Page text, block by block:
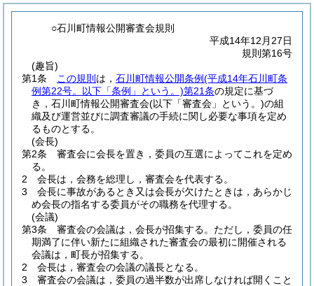
○石川町情報公開審査会規則
平成14年12月27日
規則第16号
(趣旨)
第1条
この規則 は， 石川町情報公開条例(平成14年石川町条
例第22号。以下「条例」という。)第21条の規定に基づ
き，石川町情報公開審査会(以下「審査会」という。)の組
織及び運営並びに調査審議の手続に関し必要な事項を定め
るものとする。
(会長)
第2条
審査会に会長を置き，委員の互選によってこれを定め
る。
2
会長は，会務を総理し，審査会を代表する。
3
会長に事故があるとき又は会長が欠けたときは，あらかじ
め会長の指名する委員がその職務を代理する。
(会議)
第3条
審査会の会議は，会長が招集する。 ただし，委員の任
期満了に伴い新たに組織された審査会の最初に開催される
会議は，町長が招集する。
2
会長は，審査会の会議の議長となる。
3
審査会の会議は，委員の過半数が出席しなければ開くこと